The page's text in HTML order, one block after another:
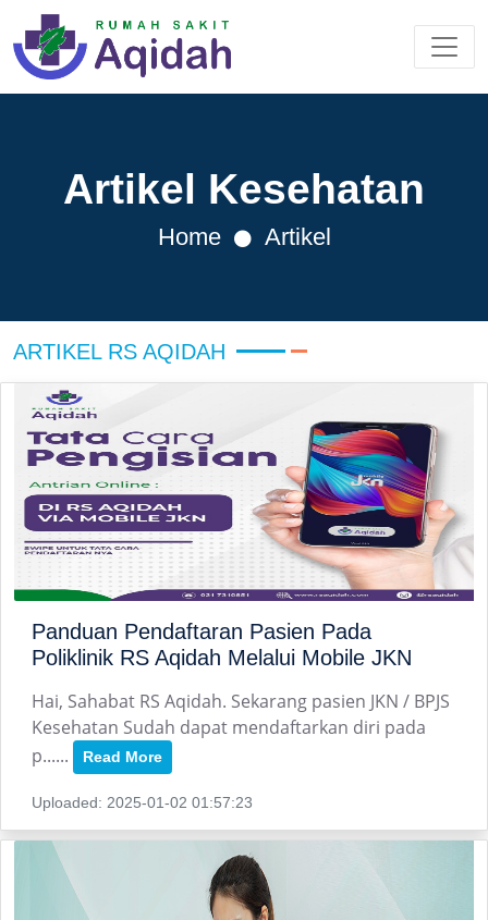
Artikel Kesehatan
Home Artikel
ARTIKEL RS AQIDAH
Panduan Pendaftaran Pasien Pada
Poliklinik RS Aqidah Melalui Mobile JKN
Hai, Sahabat RS Aqidah. Sekarang pasien JKN / BPJS
Kesehatan Sudah dapat mendaftarkan diri pada
p......
Read More
Uploaded: 2025-01-02 01:57:23